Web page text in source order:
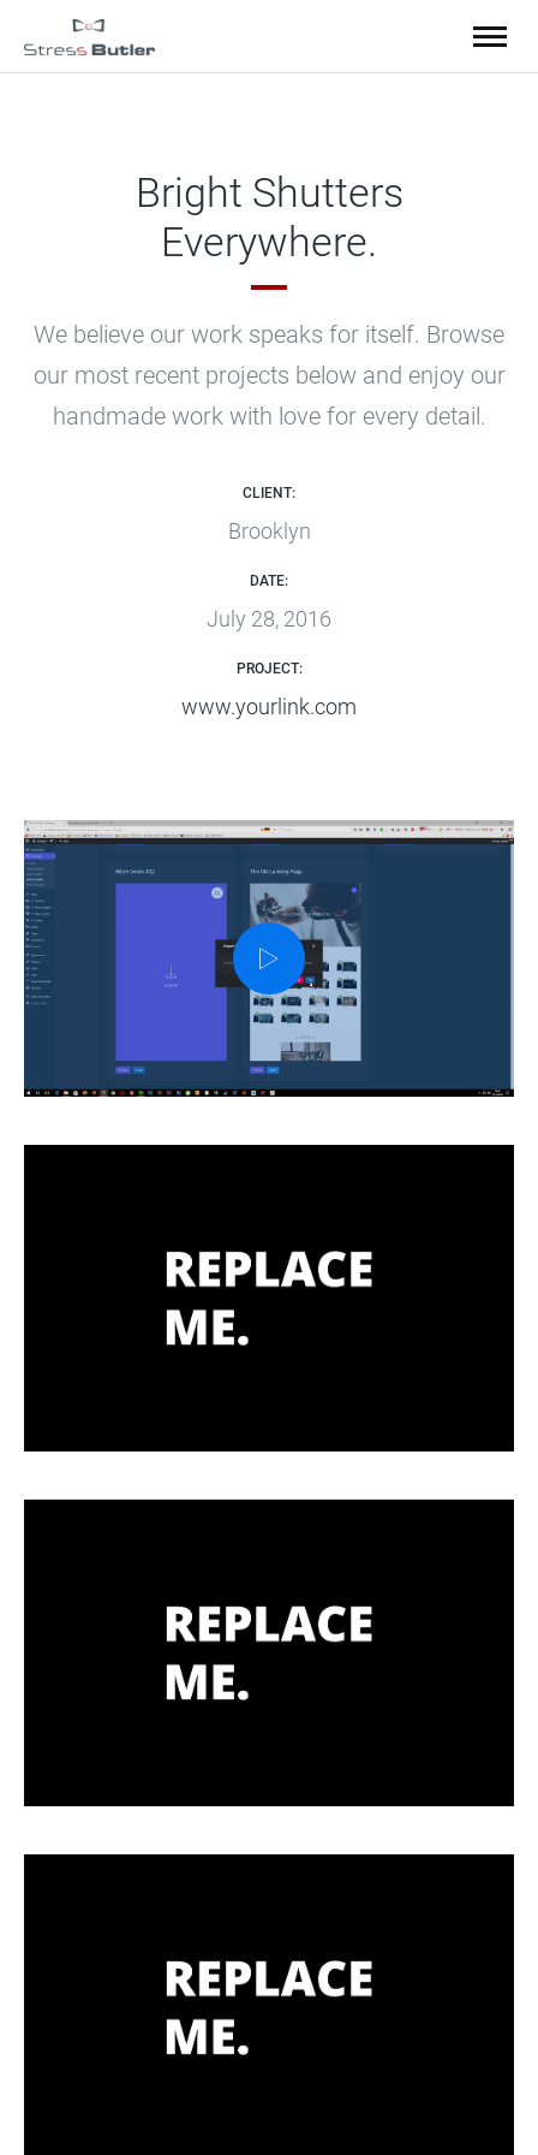
Bright Shutters
Everywhere.
We believe our work speaks for itself. Browse
our most recent projects belowand enjoy our
handmade work with love for every detail.
CLIENT:
Brooklyn
DATE:
July 28, 2016
PROJECT:
www.yourlink.com